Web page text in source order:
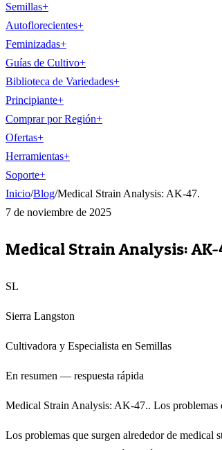
Semillas+
Autoflorecientes+
Feminizadas+
Guías de Cultivo+
Biblioteca de Variedades+
Principiante+
Comprar por Región+
Ofertas+
Herramientas+
Soporte+
Inicio/Blog/Medical Strain Analysis: AK-47.
7 de noviembre de 2025
Medical Strain Analysis: AK-
SL
Sierra Langston
Cultivadora y Especialista en Semillas
En resumen — respuesta rápida
Medical Strain Analysis: AK-47.. Los problemas
Los problemas que surgen alrededor de medical